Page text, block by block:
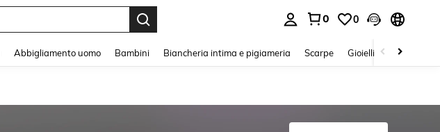
0 0
Abbigliamento uomo Bambini Biancheria intima e pigiameria Scarpe Gioielli E Accessori